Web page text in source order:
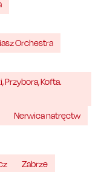
Orchestra
Przybora, Kofta.
Nerwica natręctw
Zabrze